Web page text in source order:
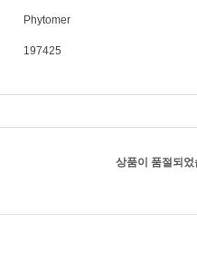
Phytomer
197425
상품이 품절되었